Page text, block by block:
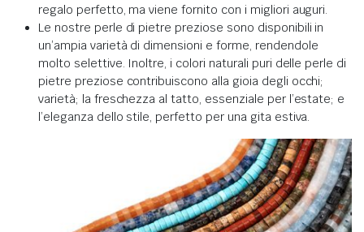
regalo perfetto, ma viene fornito con i migliori auguri.
Le nostre perle di pietre preziose sono disponibili in
un’ampia varietà di dimensioni e forme, rendendole
molto selettive. Inoltre, i colori naturali puri delle perle di
pietre preziose contribuiscono alla gioia degli occhi;
varietà; la freschezza al tatto, essenziale per l’estate; e
l’eleganza dello stile, perfetto per una gita estiva.